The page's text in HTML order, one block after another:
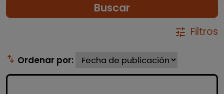
Buscar
tune Filtros
swap_vert Ordenar por: